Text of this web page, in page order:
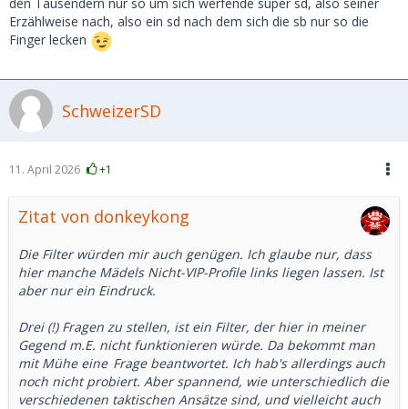
Erzählweise nach, also ein sd nach dem sich die sb nur so die
Finger lecken
SchweizerSD
11. April 2026 +1
Zitat von donkeykong
Die Filter würden mir auch genügen. Ich glaube nur, dass
hier manche Mädels Nicht-VIP-Profile links liegen lassen. Ist
aber nur ein Eindruck.
Drei (!) Fragen zu stellen, ist ein Filter, der hier in meiner
Gegend m.E. nicht funktionieren würde. Da bekommt man
mit Mühe eine Frage beantwortet. Ich hab's allerdings auch
noch nicht probiert. Aber spannend, wie unterschiedlich die
verschiedenen taktischen Ansätze sind, und vielleicht auch